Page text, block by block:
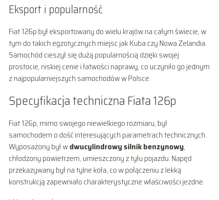
Eksport i popularność
Fiat 126p był eksportowany do wielu krajów na całym świecie, w
tym do takich egzotycznych miejsc jak Kuba czy Nowa Zelandia.
Samochód cieszył się dużą popularnością dzięki swojej
prostocie, niskiej cenie i łatwości naprawy, co uczyniło go jednym
z najpopularniejszych samochodów w Polsce.
Specyfikacja techniczna Fiata 126p
Fiat 126p, mimo swojego niewielkiego rozmiaru, był
samochodem o dość interesujących parametrach technicznych.
Wyposażony był wdwucylindrowy silnik benzynowy,
chłodzony powietrzem, umieszczony z tyłu pojazdu. Napęd
przekazywany był na tylne koła, co w połączeniu z lekką
konstrukcją zapewniało charakterystyczne właściwości jezdne.